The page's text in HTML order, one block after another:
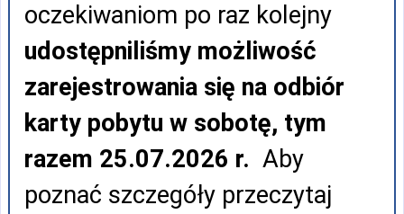
Pouczenia
oczekiwaniom po raz kolejny
udostępniliśmy możliwość
zarejestrowania się na odbiór
karty pobytu w sobotę, tym
razem 25.07.2026 r. Aby
poznać szczegóły przeczytaj